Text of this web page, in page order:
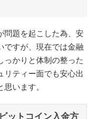
問題を起こした為、安
ですが、現在では金融
っかりと体制の整った
リティー面でも安心出
います。
ットコイン入金方